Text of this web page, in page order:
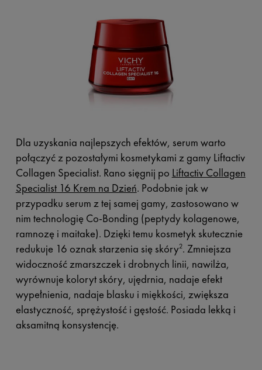
Dla uzyskania najlepszych efektów, serum warto
połączyć z pozostałymi kosmetykami z gamy Liftactiv
Collagen Specialist. Rano sięgnij po Liftactiv Collagen
Specialist 16 Krem na Dzień. Podobnie jak w
przypadku serum z tej samej gamy, zastosowano w
nim technologię Co-Bonding (peptydy kolagenowe,
ramnozę i maitake). Dzięki temu kosmetyk skutecznie
redukuje 16 oznak starzenia się skóry2. Zmniejsza
widoczność zmarszczek i drobnych linii, nawilża,
wyrównuje koloryt skóry, ujędrnia, nadaje efekt
wypełnienia, nadaje blasku i miękkości, zwiększa
elastyczność, sprężystość i gęstość. Posiada lekką i
aksamitną konsystencję.